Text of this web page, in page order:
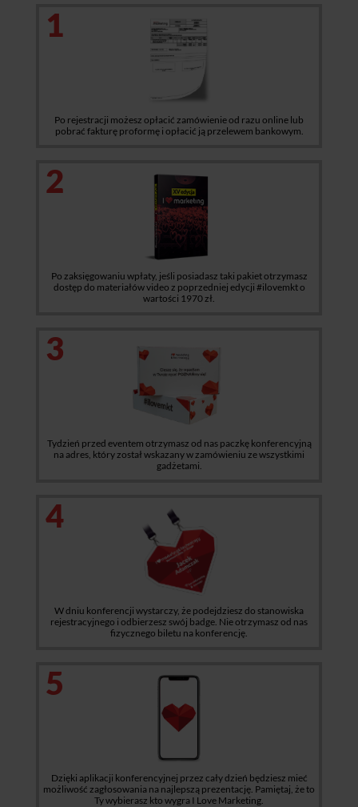
1
Po rejestracji możesz opłacić zamówienie od razu online lub
pobrać fakturę proformę i opłacić ją przelewem bankowym.
2
Po zaksięgowaniu wpłaty, jeśli posiadasz taki pakiet otrzymasz
dostęp do materiałów video z poprzedniej edycji #ilovemkt o
wartości 1970 zł.
3
Tydzień przed eventem otrzymasz od nas paczkę konferencyjną
na adres, który został wskazany w zamówieniu ze wszystkimi
gadżetami.
4
W dniu konferencji wystarczy, że podejdziesz do stanowiska
rejestracyjnego i odbierzesz swój badge. Nie otrzymasz od nas
fizycznego biletu na konferencję.
5
Dzięki aplikacji konferencyjnej przez cały dzień będziesz mieć
możliwość zagłosowania na najlepszą prezentację. Pamiętaj, że to
Ty wybierasz kto wygra I Love Marketing.